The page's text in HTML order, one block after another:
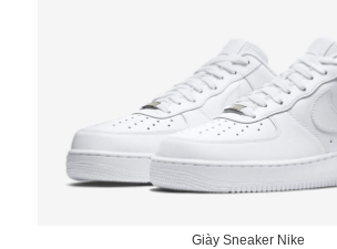
Giày Sneaker Nike